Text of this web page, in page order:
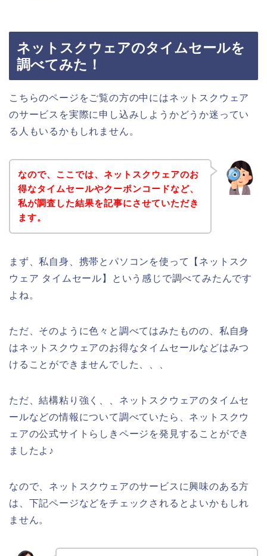
ネットスクウェアのタイムセールを
調べてみた！
こちらのページをご覧の方の中にはネットスクウェア
のサービスを実際に申し込みしようかどうか迷ってい
る人もいるかもしれません。
なので、ここでは、ネットスクウェアのお
得なタイムセールやクーポンコードなど、
私が調査した結果を記事にさせていただき
ます。
まず、私自身、携帯とパソコンを使って【ネットスク
ウェア タイムセール】という感じで調べてみたんです
よね。
ただ、そのように色々と調べてはみたものの、私自身
はネットスクウェアのお得なタイムセールなどはみつ
けることができませんでした、、、
ただ、結構粘り強く、、ネットスクウェアのタイムセ
ールなどの情報について調べていたら、ネットスクウ
ェアの公式サイトらしきページを発見することができ
ましたよ♪
なので、ネットスクウェアのサービスに興味のある方
は、下記ページなどをチェックされるとよいかもしれ
ません。